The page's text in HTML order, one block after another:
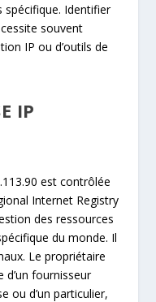
spécifique. Identifier
souvent
IP ou d’outils de
IP
est contrôlée
Internet Registry
des ressources
du monde. Il
Le propriétaire
d’un fournisseur
ou d’un particulier,